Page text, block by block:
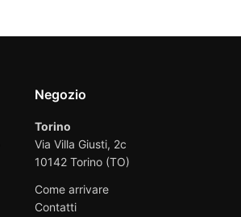
Negozio
Torino
Via Villa Giusti, 2c
10142 Torino (TO)
Come arrivare
Contatti